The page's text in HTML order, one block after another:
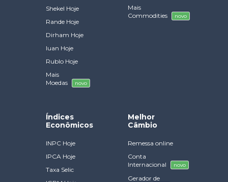
Shekel Hoje
Rande Hoje
Dirham Hoje
Iuan Hoje
Rublo Hoje
Mais
Moedas
novo
Mais
Commodities
novo
Índices
Econômicos
INPC Hoje
IPCA Hoje
Taxa Selic
Melhor
Câmbio
Remessa online
Conta
Internacional
novo
Gerador de